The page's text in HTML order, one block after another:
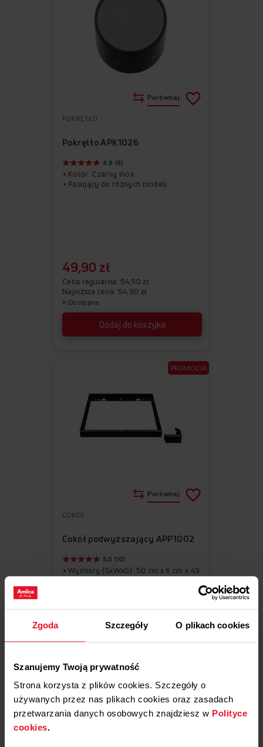
Zgoda Szczegóły O plikach cookies
Szanujemy Twoją prywatność
Strona korzysta z plików cookies. Szczegóły o
używanych przez nas plikach cookies oraz zasadach
przetwarzania danych osobowych znajdziesz w Polityce
cookies.
POKRĘTŁO
Pokrętło APK1026
Dodaj do koszyka
4.9 (9)
Kolor: Czarny Inox
Pasujący do różnych modeli
49,90 zł
Cena regularna 54,90 zł
Najniższa cena: 54,90 zł
Dostępne
Porównaj
COKÓŁ
Cokół podwyższający APP1002
Dodaj do koszyka
5.0 (10)
Wymiary (SxWxG): 50 cm x 6 cm x 49
cm
Kolor: Czarny
174,90 zł
Najniższa cena: 186,90 zł
Dostępne
Porównaj
ulubionych
z
PROMOCJA